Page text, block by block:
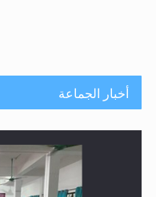
أخبار الجماعة